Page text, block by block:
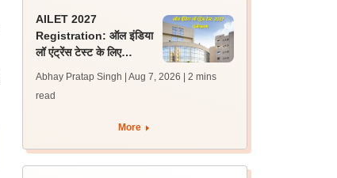
AILET 2027
Registration: ऑल इंडिया
लॉ एंट्रेंस टेस्ट के लिए
और आवेदन लिंक जानें
Abhay Pratap Singh | Aug 7, 2026
| 2 mins
read
More